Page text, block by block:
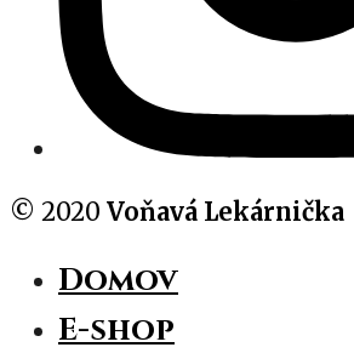
© 2020 Voňavá Lekárnička
Domov
E-shop